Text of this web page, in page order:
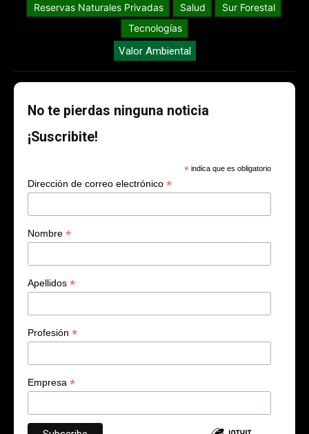
Reservas Naturales Privadas
Salud
Sur Forestal
Tecnologías
Valor Ambiental
No te pierdas ninguna noticia
¡Suscribite!
* indica que es obligatorio
Dirección de correo electrónico *
Nombre *
Apellidos *
Profesión *
Empresa *